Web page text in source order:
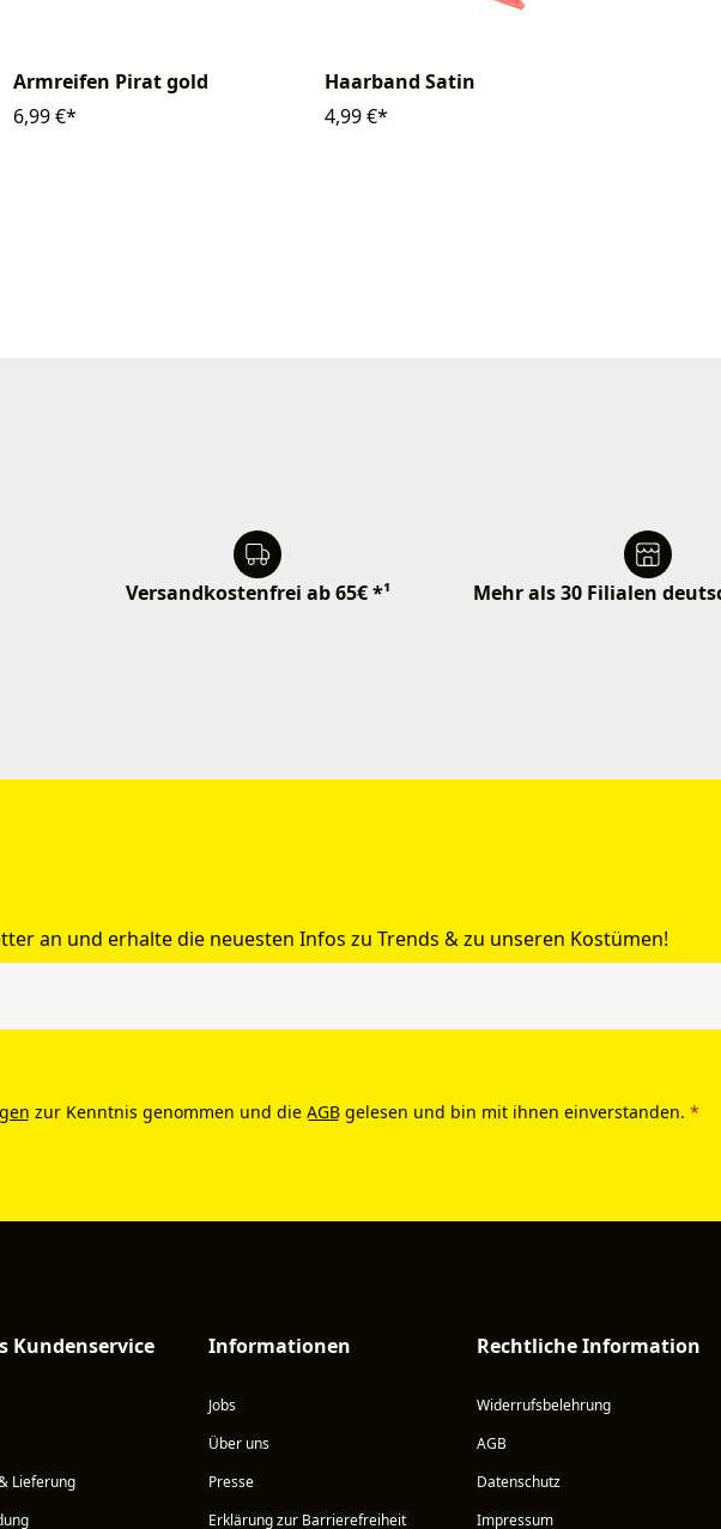
Armreifen Pirat gold
6,99 €*
Haarband Satin
4,99 €*
Versandkostenfrei ab 65€ *¹ Mehr als 30 Filialen
an und erhalte die neuesten Infos zu Trends & zu unseren Kostümen!
zur Kenntnis genommen und die AGB gelesen und bin mit ihnen einverstanden. *
Kundenservice
Lieferung
Informationen
Jobs
Über uns
Presse
Erklärung zur Barrierefreiheit
Rechtliche Information
Widerrufsbelehrung
AGB
Datenschutz
Impressum